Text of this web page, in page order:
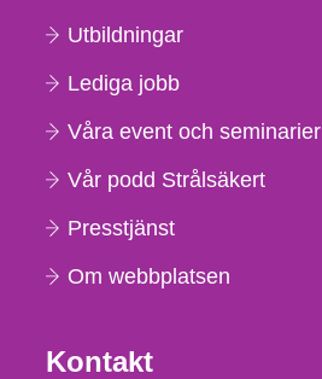
Utbildningar
Lediga jobb
Våra event och seminarier
Vår podd Strålsäkert
Presstjänst
Om webbplatsen
Kontakt